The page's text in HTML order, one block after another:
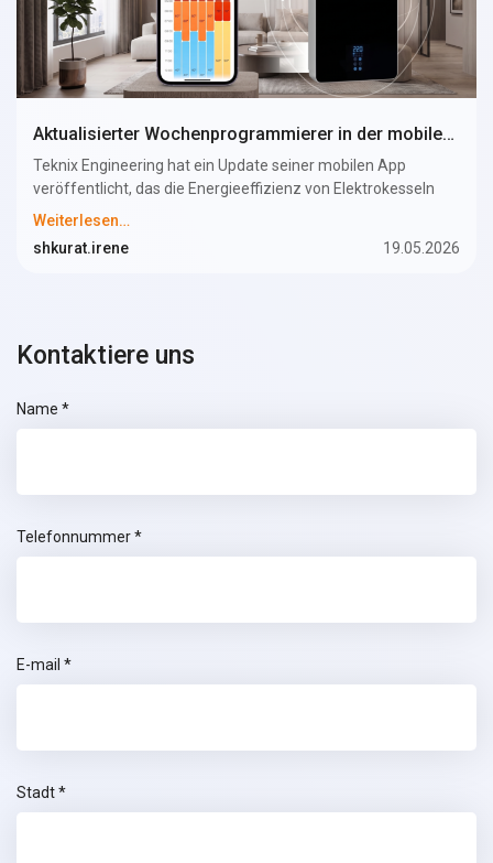
Aktualisierter Wochenprogrammierer in der mobilen App des TEKNIX Elektrokessels
Teknix Engineering hat ein Update seiner mobilen App
veröffentlicht, das die Energieeffizienz von Elektrokesseln
auf ein neues Niveau hebt. Nutzer können nun für jeden
Heizung als auch für die Warmwasserversorgung festlegen
unnötig.
Weiterlesen…
shkurat.irene
19.05.2026
Kontaktiere uns
Name *
Telefonnummer *
E-mail *
Stadt *